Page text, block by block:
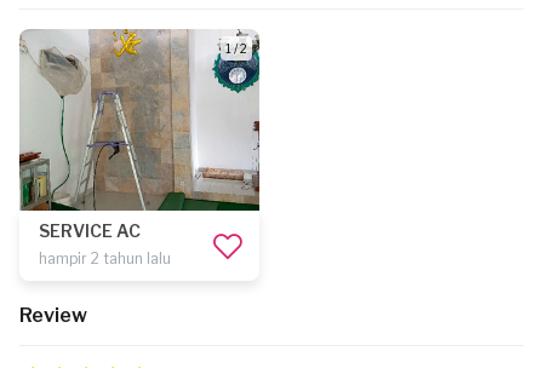
1 / 2
SERVICE AC
hampir 2 tahun lalu
Review